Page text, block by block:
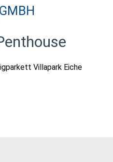
Villapark Eiche